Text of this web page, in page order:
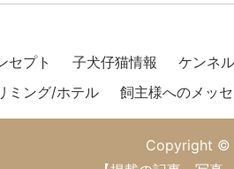
セプト 子犬仔猫情報 ケンネ
ミング/ホテル
飼主様へのメッ
Copyright ©